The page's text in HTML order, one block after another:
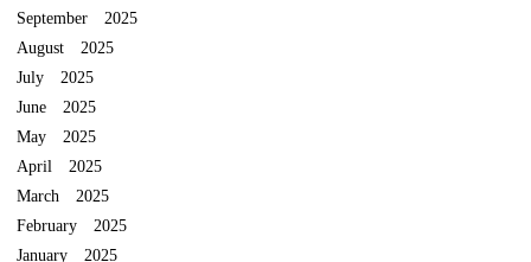
September 2025
August 2025
July 2025
June 2025
May 2025
April 2025
March 2025
February 2025
January 2025